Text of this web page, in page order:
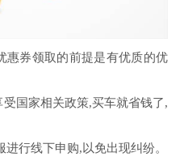
惠券领取的前提是有优质的优
国家相关政策,买车就省钱了,
行线下申购,以免出现纠纷。